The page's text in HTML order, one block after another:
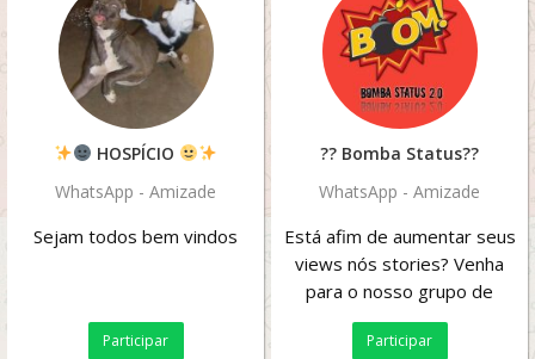
HOSPÍCIO
WhatsApp - Amizade
Sejam todos bem vindos
Participar
?? Bomba Status??
WhatsApp - Amizade
Está afim de aumentar seus
views nós stories? Venha
para o nosso grupo de
troca de status, entre
divulgue seu contato,...
Participar